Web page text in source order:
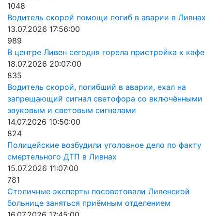
1048
Водитель скорой помощи погиб в аварии в Ливнах
13.07.2026 17:56:00
989
В центре Ливен сегодня горела пристройка к кафе
18.07.2026 20:07:00
835
Водитель скорой, погибший в аварии, ехал на
запрещающий сигнал светофора со включёнными
звуковым и световым сигналами
14.07.2026 10:50:00
824
Полицейские возбудили уголовное дело по факту
смертельного ДТП в Ливнах
15.07.2026 11:07:00
781
Столичные эксперты посоветовали Ливенской
больнице заняться приёмным отделением